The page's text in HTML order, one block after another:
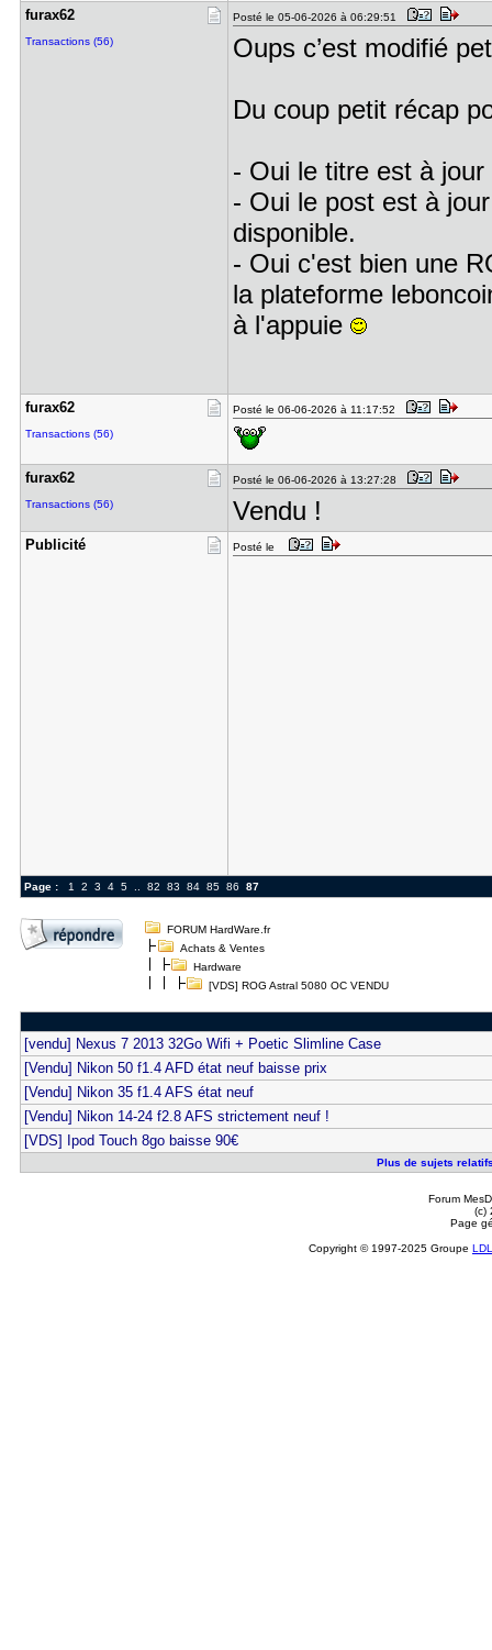
furax62
Transactions (56)
Posté le 05-06-2026 à 06:29:51
Oups c’est modifié
Du coup petit récap
- Oui le titre est à jour
- Oui le post est à
disponible.
- Oui c'est bien une
la plateforme
à l'appuie
furax62
Transactions (56)
Posté le 06-06-2026 à 11:17:52
furax62
Transactions (56)
Posté le 06-06-2026 à 13:27:28
Vendu !
Publicité Posté le
Page : 1 2 3 4 5.. 82 83 84 85 86 87
FORUM HardWare.fr
Achats & Ventes
Hardware
[VDS] ROG Astral 5080 OC VENDU
[vendu] Nexus 7 2013 32Go Wifi + Poetic Slimline Case
[Vendu] Nikon 50 f1.4 AFD état neuf baisse prix
[Vendu] Nikon 35 f1.4 AFS état neuf
[Vendu] Nikon 14-24 f2.8 AFS strictement neuf !
[VDS] Ipod Touch 8go baisse 90€
Plus de sujets
Forum
(c)
Page
Copyright © 1997-2025 Groupe